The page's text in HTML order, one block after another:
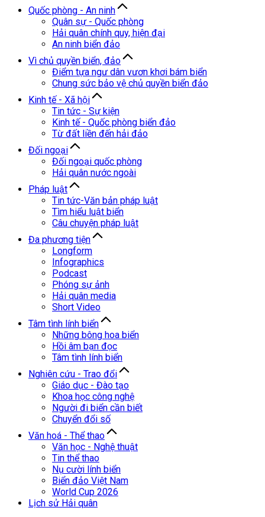
Quốc phòng - An ninh
Quân sự - Quốc phòng
Hải quân chính quy, hiện đại
An ninh biển đảo
Vì chủ quyền biển, đảo
Điểm tựa ngư dân vươn khơi bám biển
Chung sức bảo vệ chủ quyền biển đảo
Kinh tế - Xã hội
Tin tức - Sự kiện
Kinh tế - Quốc phòng biển đảo
Từ đất liền đến hải đảo
Đối ngoại
Đối ngoại quốc phòng
Hải quân nước ngoài
Pháp luật
Tin tức-Văn bản pháp luật
Tìm hiểu luật biển
Câu chuyện pháp luật
Đa phương tiện
Longform
Infographics
Podcast
Phóng sự ảnh
Hải quân media
Short Video
Tâm tình lính biển
Những bông hoa biển
Hồi âm bạn đọc
Tâm tình lính biển
Nghiên cứu - Trao đổi
Giáo dục - Đào tạo
Khoa học công nghệ
Người đi biển cần biết
Chuyển đổi số
Văn hoá - Thể thao
Văn học - Nghệ thuật
Tin thể thao
Nụ cười lính biển
Biển đảo Việt Nam
World Cup 2026
Lịch sử Hải quân